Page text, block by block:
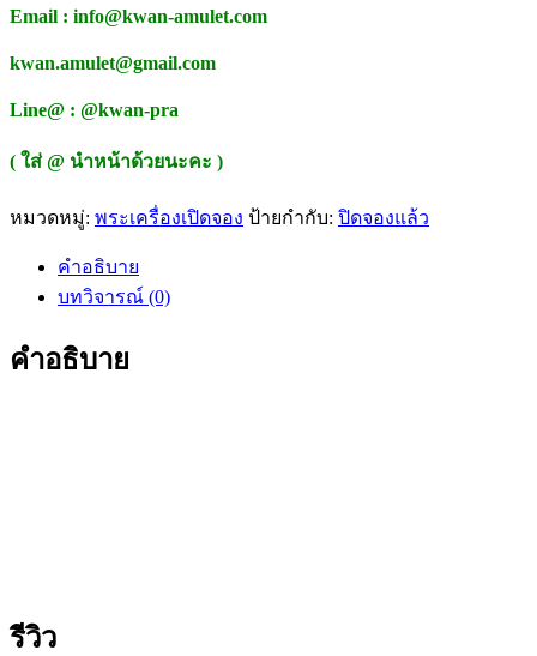
Email : info@kwan-amulet.com
kwan.amulet@gmail.com
Line@ : @kwan-pra
( ใส่ @ นำหน้าด้วยนะคะ )
หมวดหมู่: พระเครื่องเปิดจอง ป้ายกำกับ: ปิดจองแล้ว
คำอธิบาย
บทวิจารณ์ (0)
คำอธิบาย
รีวิว